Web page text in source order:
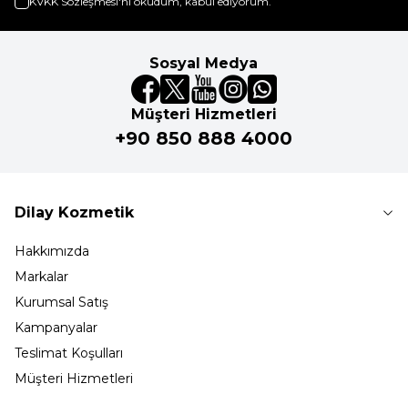
Sosyal Medya
Müşteri Hizmetleri
+90 850 888 4000
Dilay Kozmetik
Hakkımızda
Markalar
Kurumsal Satış
Kampanyalar
Teslimat Koşulları
Müşteri Hizmetleri